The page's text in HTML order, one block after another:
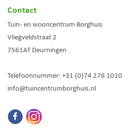
Contact
Tuin- en wooncentrum Borghuis
Vliegveldstraat 2
7561AT Deurningen
Telefoonnummer: +31 (0)74 276 1010
info@tuincentrumborghuis.nl